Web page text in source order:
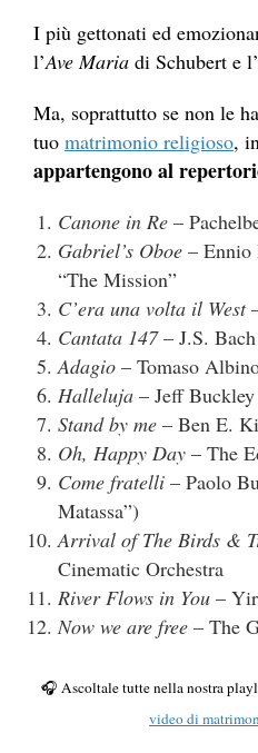
I più gettonati ed
l’Ave Maria di Schubert e l’
Ma, soprattutto se non le
tuo matrimonio religioso,
appartengono al
Canone in Re–
Gabriel’s Oboe– Ennio
“The Mission”
C’era una volta il West
Cantata 147– J.S. Bach
Adagio– Tomaso
Halleluja– Jeff Buckley
Stand by me– Ben E.
Oh, Happy Day– The
Come fratelli – Paolo
Matassa”)
Arrival of The Birds &
Cinematic Orchestra
River Flows in You–
Now we are free– The
🎧 Ascoltale tutte nella nostra
video di